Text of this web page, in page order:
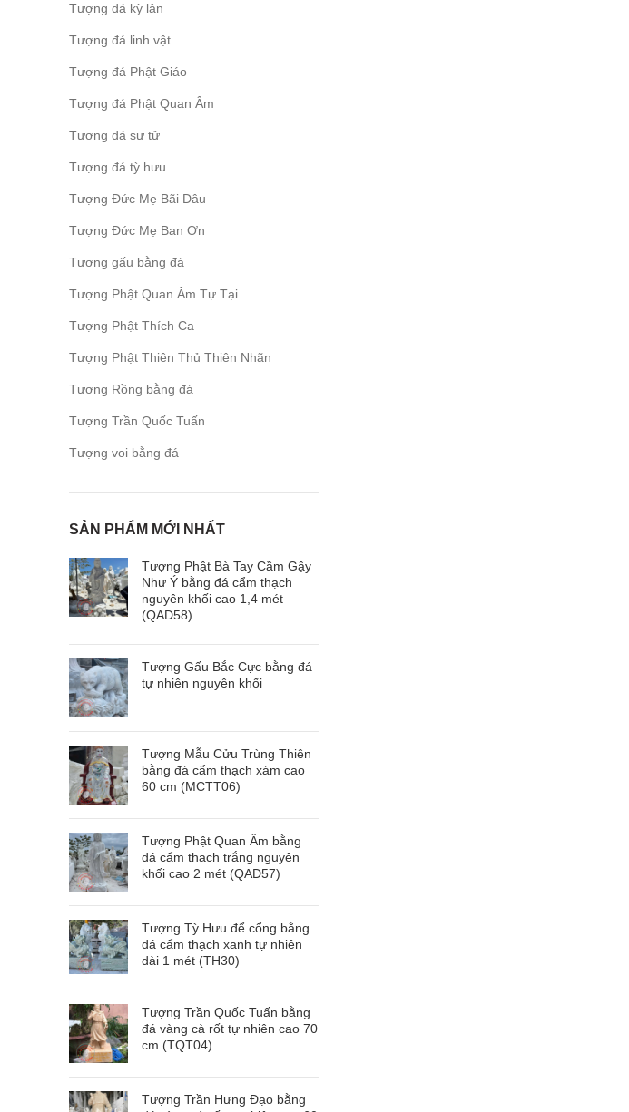
Tượng đá kỳ lân
Tượng đá linh vật
Tượng đá Phật Giáo
Tượng đá Phật Quan Âm
Tượng đá sư tử
Tượng đá tỳ hưu
Tượng Đức Mẹ Bãi Dâu
Tượng Đức Mẹ Ban Ơn
Tượng gấu bằng đá
Tượng Phật Quan Âm Tự Tại
Tượng Phật Thích Ca
Tượng Phật Thiên Thủ Thiên Nhãn
Tượng Rồng bằng đá
Tượng Trần Quốc Tuấn
Tượng voi bằng đá
SẢN PHẨM MỚI NHẤT
Tượng Phật Bà Tay Cầm Gậy
Như Ý bằng đá cẩm thạch
nguyên khối cao 1,4 mét
(QAD58)
Tượng Gấu Bắc Cực bằng đá
tự nhiên nguyên khối
Tượng Mẫu Cửu Trùng Thiên
bằng đá cẩm thạch xám cao
60 cm (MCTT06)
Tượng Phật Quan Âm bằng
đá cẩm thạch trắng nguyên
khối cao 2 mét (QAD57)
Tượng Tỳ Hưu để cổng bằng
đá cẩm thạch xanh tự nhiên
dài 1 mét (TH30)
Tượng Trần Quốc Tuấn bằng
đá vàng cà rốt tự nhiên cao 70
cm (TQT04)
Tượng Trần Hưng Đạo bằng